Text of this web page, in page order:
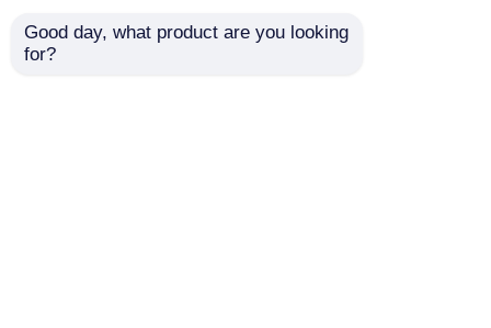
Good day, what product are you looking
for?